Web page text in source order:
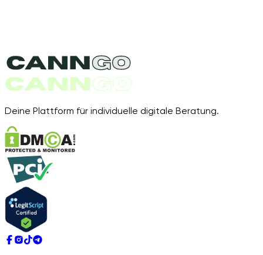
Deine Plattform für individuelle digitale Beratung.